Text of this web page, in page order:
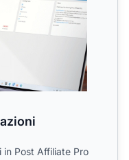
Post Affiliate Pro